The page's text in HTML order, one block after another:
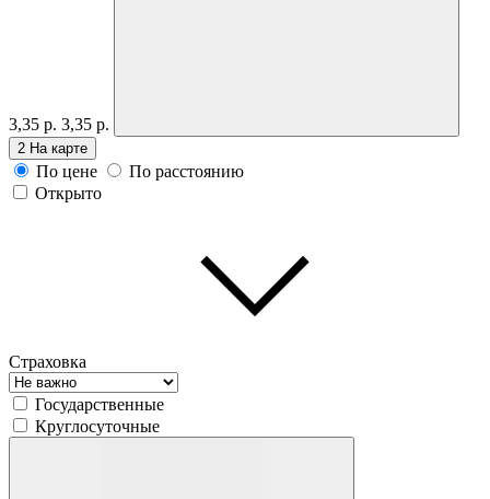
3,35 р. 3,35 р.
2 На карте
По цене
По расстоянию
Открыто
Страховка
Государственные
Круглосуточные